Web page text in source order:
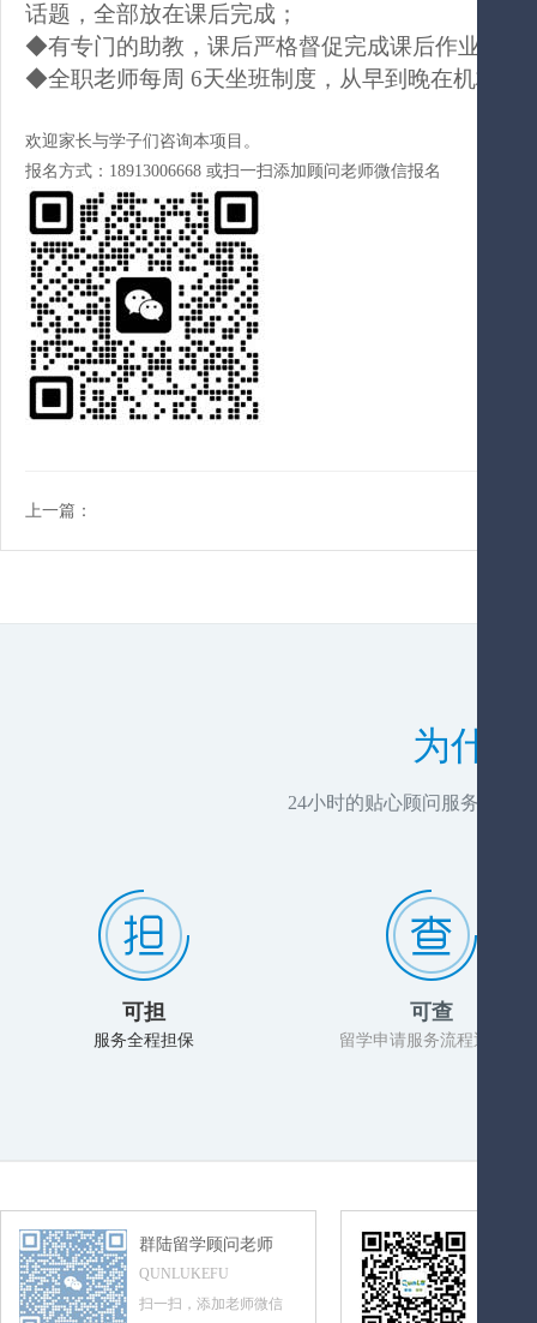
话题 ，全部放在课后完成；
◆有专门的助教，课后严格督促完成课后作业，做
◆全职老师每周 6天坐班制度，从早到晚在机构
欢迎家长与学子们咨询本项目。
报名方式：18913006668 或扫一扫添加顾问老师微信报名
上一篇：
为什
24小时的贴心顾问服务，推
可担
服务全程担保
可查
留学申请服务流程透明化
群陆留学顾问老师
QUNLUKEFU
扫一扫，添加老师微信